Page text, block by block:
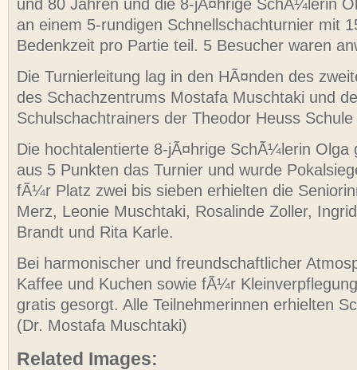
und 80 Jahren und die 8-jÃ¤hrige SchÃ¼lerin
an einem 5-rundigen Schnellschachturnier mit
Bedenkzeit pro Partie teil. 5 Besucher waren
Die Turnierleitung lag in den HÃ¤nden des
des Schachzentrums Mostafa Muschtaki und
Schulschachtrainers der Theodor Heuss
Die hochtalentierte 8-jÃ¤hrige SchÃ¼lerin Olga
aus 5 Punkten das Turnier und wurde
fÃ¼r Platz zwei bis sieben erhielten die
Merz, Leonie Muschtaki, Rosalinde Zoller,
Brandt und Rita Karle.
Bei harmonischer und freundschaftlicher
Kaffee und Kuchen sowie fÃ¼r
gratis gesorgt. Alle Teilnehmerinnen erhielten
(Dr. Mostafa Muschtaki)
Related Images: